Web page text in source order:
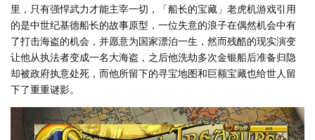
里，只有强悍武力才能主宰一切，「船长的宝藏」老虎机游戏引用
的是中世纪基德船长的故事原型，一位失意的浪子在偶然机会中有
了打击海盗的机会，并愿意为国家漂泊一生，然而残酷的现实演变
让他从执法者变成一名大海盗，之后他洗劫多次金银船后准备归隐
却被政府执意处死，而他所留下的寻宝地图和巨额宝藏也给世人留
下了重重谜影。